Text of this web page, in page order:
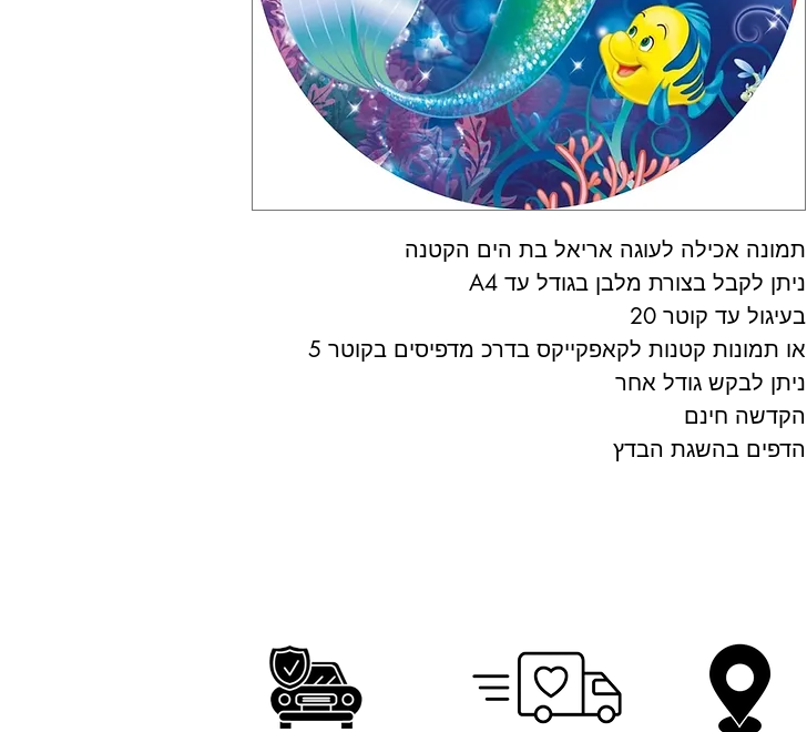
תמונה אכילה לעוגה אריאל בת הים הקטנה
ניתן לקבל בצורת מלבן בגודל עד A4
בעיגול עד קוטר 20
או תמונות קטנות לקאפקייקס בדרכ מדפיסים בקוטר 5
ניתן לבקש גודל אחר
הקדשה חינם
הדפים בהשגת הבדץ